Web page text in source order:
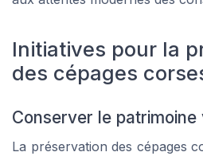
Initiatives pour la
des cépages
Conserver le
La préservation des cépages